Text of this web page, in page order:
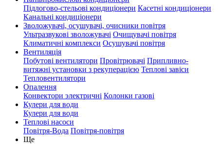
Підлогово-стельові кондиціонери Касетні кондиціонери
Канальні кондиціонери
Зволожувачі, осушувачі, очисники повітря
Ультразвукові зволожувачі Очищувачі повітря
Климатичні комплекси Осушувачі повітря
Вентиляція
Побутові вентилятори Провітрювачі Припливно-
витяжні установки з рекуперацією Теплові завіси
Тепловентилятори
Опалення
Конвектори электричні Колонки газові
Кулери для води
Кулери для води
Теплові насоси
Повітря-Вода Повітря-повітря
Ще